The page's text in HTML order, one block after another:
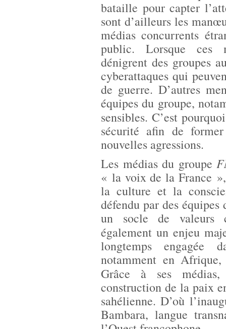
bataille pour capter
sont d’ailleurs les
médias concurrents
public. Lorsque ces
dénigrent des groupes
cyberattaques qui
de guerre. D’autres
équipes du groupe,
sensibles. C’est
sécurité afin de
nouvelles agressions.
Les médias du groupe
« la voix de la France
la culture et la
défendu par des
un socle de valeurs
également un enjeu
longtemps engagée
notamment en
Grâce à ses
construction de la paix
sahélienne. D’où
Bambara, langue